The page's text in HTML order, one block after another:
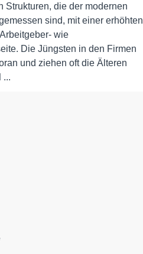
Strukturen, die der modernen
sind, mit einer erhöhten
wie
Die Jüngsten in den Firmen
und ziehen oft die Älteren
...